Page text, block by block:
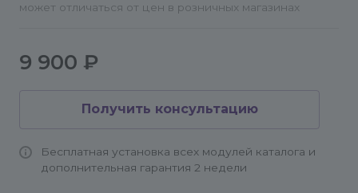
может отличаться от цен в розничных магазинах
9 900 ₽
Получить консультацию
Бесплатная установка всех модулей каталога и
дополнительная гарантия 2 недели